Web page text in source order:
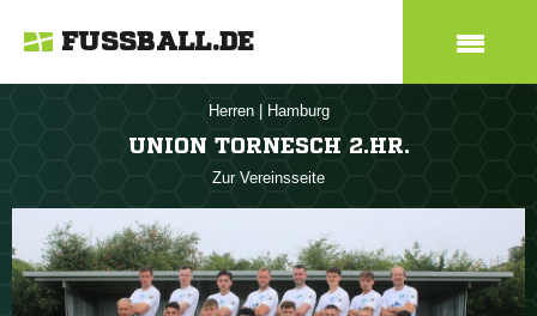
FUSSBALL.DE
Herren Hamburg
UNION TORNESCH 2.HR.
Zur Vereinsseite